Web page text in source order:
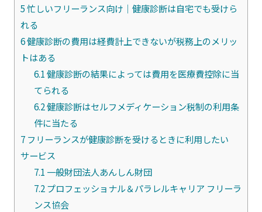
5忙しいフリーランス向け｜健康診断は自宅でも受けら
れる
6健康診断の費用は経費計上できないが税務上のメリッ
トはある
6.1健康診断の結果によっては費用を医療費控除に当
てられる
6.2健康診断はセルフメディケーション税制の利用条
件に当たる
7フリーランスが健康診断を受けるときに利用したい
サービス
7.1 一般財団法人あんしん財団
7.2プロフェッショナル＆パラレルキャリア フリーラ
ンス協会